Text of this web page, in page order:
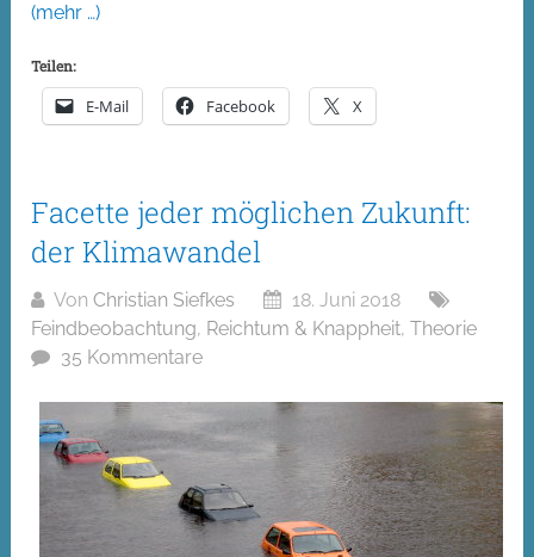
(mehr …)
Teilen:
E-Mail Facebook X
Facette jeder möglichen Zukunft:
der Klimawandel
VonChristian Siefkes
18. Juni 2018
Feindbeobachtung, Reichtum & Knappheit,Theorie
35 Kommentare